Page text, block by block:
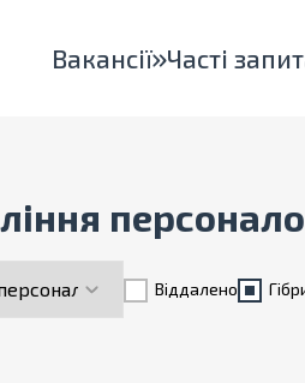
Вакансії Часті
Віддалено